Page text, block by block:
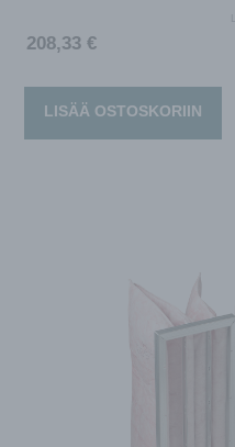
208,33 €
LISÄÄ OSTOSKORIIN